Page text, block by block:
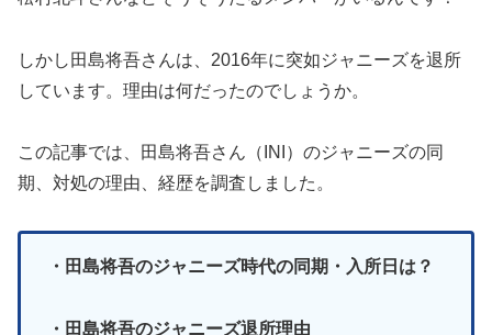
しかし田島将吾さんは、2016年に突如ジャニーズを退所
しています。理由は何だったのでしょうか。
この記事では、田島将吾さん（INI）のジャニーズの同
期、対処の理由、経歴を調査しました。
・田島将吾のジャニーズ時代の同期・入所日は？
・田島将吾のジャニーズ退所理由